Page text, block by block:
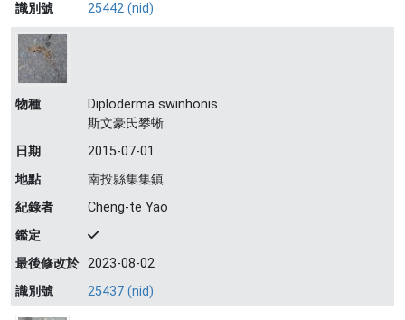
識別號
25442 (nid)
物種
Diploderma swinhonis
斯文豪氏攀蜥
日期
2015-07-01
地點
南投縣集集鎮
紀錄者
Cheng-te Yao
鑑定
最後修改於 2023-08-02
識別號
25437 (nid)